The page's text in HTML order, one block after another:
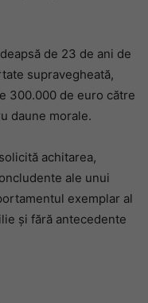
de 23 de ani de
supravegheată,
300.000 de euro către
daune morale.
achitarea,
ale unui
exemplar al
și fără antecedente